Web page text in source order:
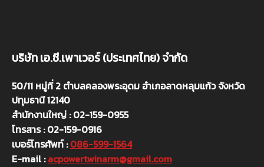
บริษัท เอ.ซี.เพาเวอร์ (ประเทศไทย) จำกัด
50/11 หมู่ที่ 2 ตำบลคลองพระอุดม อำเภอลาดหลุมแก้ว จังหวัด
ปทุมธานี 12140
สำนักงานใหญ่ : 02-159-0955
โทรสาร : 02-159-0916
เบอร์โทรศัพท์ :086-599-1564
E-mail :acpowertwinarm@gmail.com